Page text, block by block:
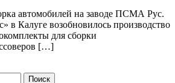
автомобилей на заводе ПСМА Рус.
в Калуге возобновилось производство
для сборки
[…]